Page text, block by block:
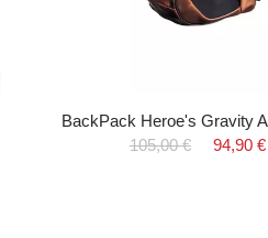
BackPack Heroe's Gravity
105,00 €
94,90 €